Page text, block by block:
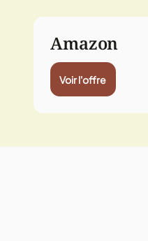
Amazon
Voir l'offre